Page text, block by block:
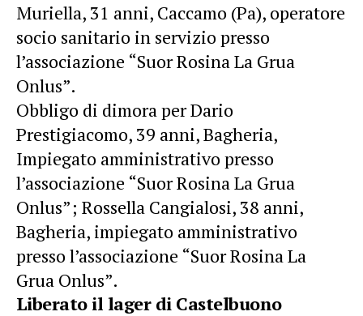
Muriella, 31 anni, Caccamo (Pa), operatore
socio sanitario in servizio presso
l’associazione “Suor Rosina La Grua
Onlus”.
Obbligo di dimora per Dario
Prestigiacomo, 39 anni, Bagheria,
Impiegato amministrativo presso
l’associazione “Suor Rosina La Grua
Onlus”; Rossella Cangialosi, 38 anni,
Bagheria, impiegato amministrativo
presso l’associazione “Suor Rosina La
Grua Onlus”.
Liberato il lager di Castelbuono